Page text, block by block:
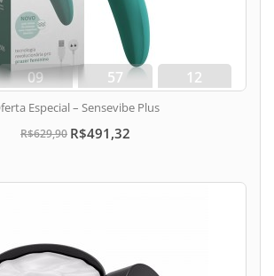
09
hora
57
min
11
seg
Especial – Sensevibe Plus
R$629,90 R$491,32